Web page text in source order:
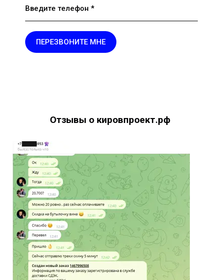
Введите телефон *
ПЕРЕЗВОНИТЕ МНЕ
Отзывы о кировпроект.рф